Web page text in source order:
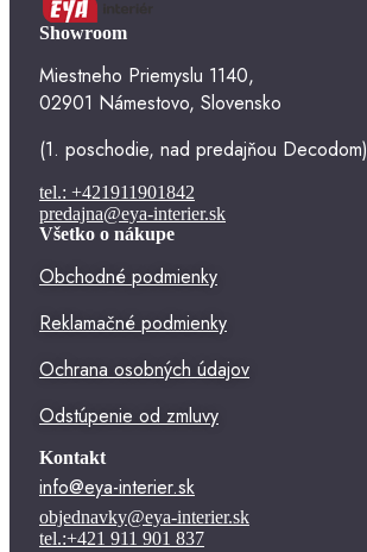
Showroom
Miestneho Priemyslu 1140,
02901 Námestovo, Slovensko
(1. poschodie, nad predajňou Decodom)
tel.: +421911901842
predajna@eya-interier.sk
Všetko o nákupe
Obchodné podmienky
Reklamačné podmienky
Ochrana osobných údajov
Odstúpenie od zmluvy
Kontakt
info@eya-interier.sk
objednavky@eya-interier.sk
tel.:+421 911 901 837